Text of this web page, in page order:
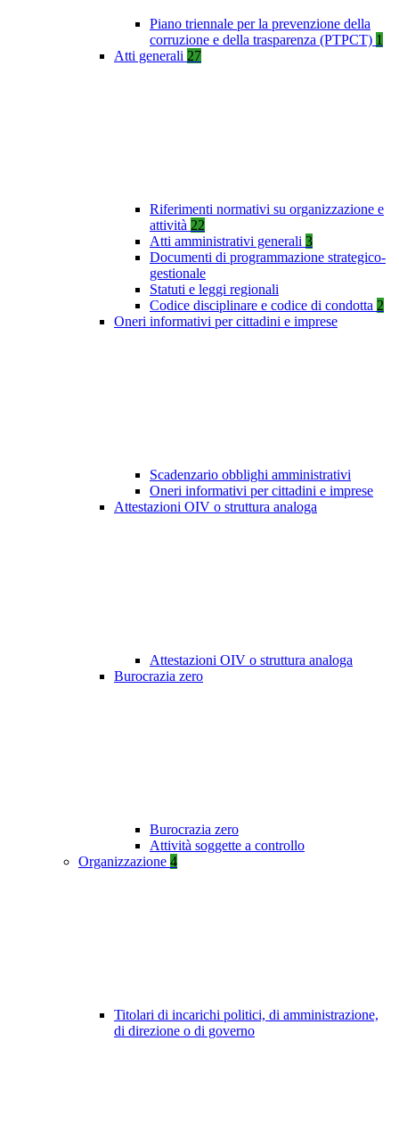
Piano triennale per la prevenzione della
corruzione e della trasparenza (PTPCT) 1
Atti generali 27
Riferimenti normativi su organizzazione e
attività 22
Atti amministrativi generali 3
Documenti di programmazione strategico-
gestionale
Statuti e leggi regionali
Codice disciplinare e codice di condotta 2
Oneri informativi per cittadini e imprese
Scadenzario obblighi amministrativi
Oneri informativi per cittadini e imprese
Attestazioni OIV o struttura analoga
Attestazioni OIV o struttura analoga
Burocrazia zero
Burocrazia zero
Attività soggette a controllo
Organizzazione 4
Titolari di incarichi politici, di amministrazione,
di direzione o di governo